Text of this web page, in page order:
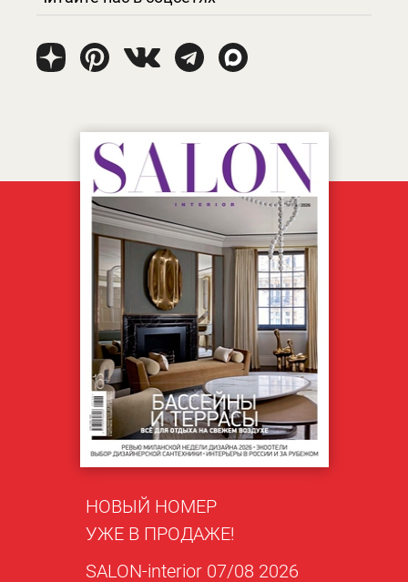
НОВЫЙ НОМЕР
УЖЕ В ПРОДАЖЕ!
SALON-interior 07/08 2026